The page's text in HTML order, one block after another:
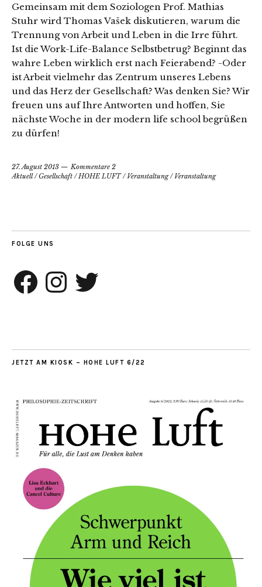
Gemeinsam mit dem Soziologen Prof. Mathias
Stuhr wird Thomas Vašek diskutieren, warum die
Trennung von Arbeit und Leben in die Irre führt.
Ist die Work-Life-Balance Selbstbetrug? Beginnt das
wahre Leben wirklich erst nach Feierabend? -Oder
ist Arbeit vielmehr das Zentrum unseres Lebens
und das Herz der Gesellschaft? Was denken Sie? Wir
freuen uns auf Ihre Antworten und hoffen, Sie
nächste Woche in der modern life school begrüßen
zu dürfen!
27. August 2013
Kommentare 2
Aktuell/Gesellschaft /HOHE LUFT/ Veranstaltung/ Veranstaltung
FOLGE UNS
Facebook InstagramTwitter
JETZT AM KIOSK – HOHE LUFT 6/22